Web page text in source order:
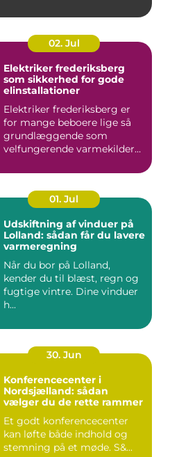
02. Jul
Elektriker frederiksberg
som sikkerhed for gode
elinstallationer
Elektriker frederiksberg er
for mange beboere lige så
grundlæggende som
velfungerende varmekilder
01. Jul
Udskiftning af vinduer på
Lolland: sådan får du lavere
varmeregning
Når du bor på Lolland,
kender du til blæst, regn og
fugtige vintre. Dine vinduer
h...
30. Jun
Konferencecenter i
Nordsjælland: sådan
vælger du de rette rammer
Et godt konferencecenter
kan løfte både indhold og
stemning på et møde. S&...